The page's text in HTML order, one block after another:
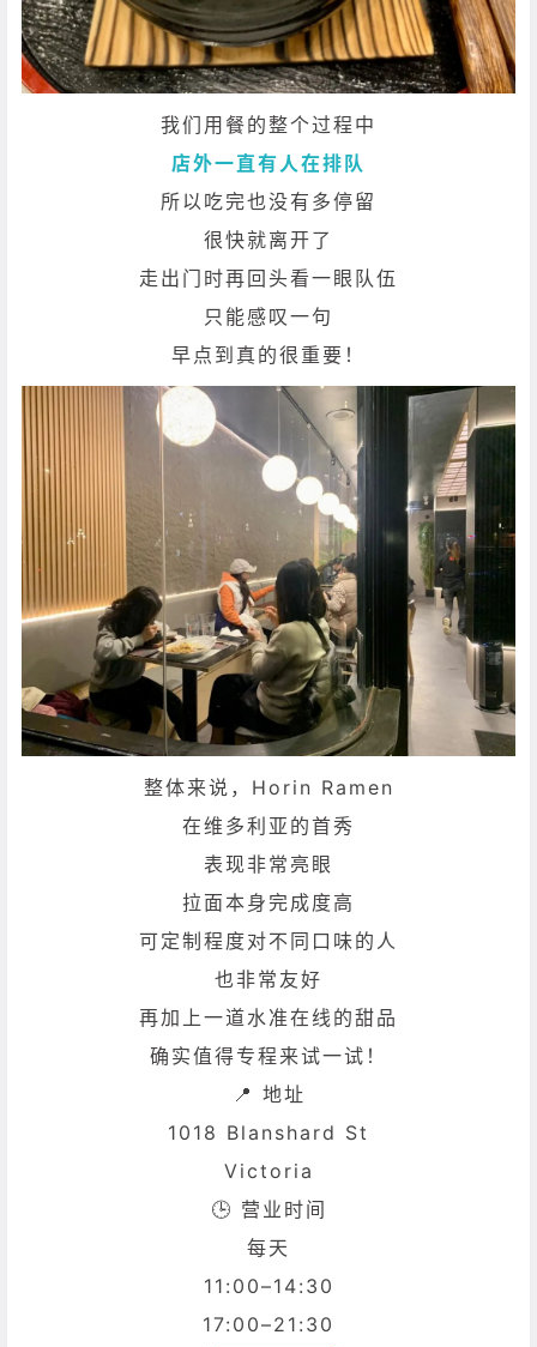
我们用餐的整个过程中
店外一直有人在排队
所以吃完也没有多停留
很快就离开了
走出门时再回头看一眼队伍
只能感叹一句
早点到真的很重要！
整体来说，Horin Ramen
在维多利亚的首秀
表现非常亮眼
拉面本身完成度高
可定制程度对不同口味的人
也非常友好
再加上一道水准在线的甜品
确实值得专程来试一试！
📍 地址
1018 Blanshard St
Victoria
🕒 营业时间
每天
11:00–14:30
17:00–21:30